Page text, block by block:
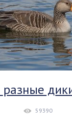
разные
59390